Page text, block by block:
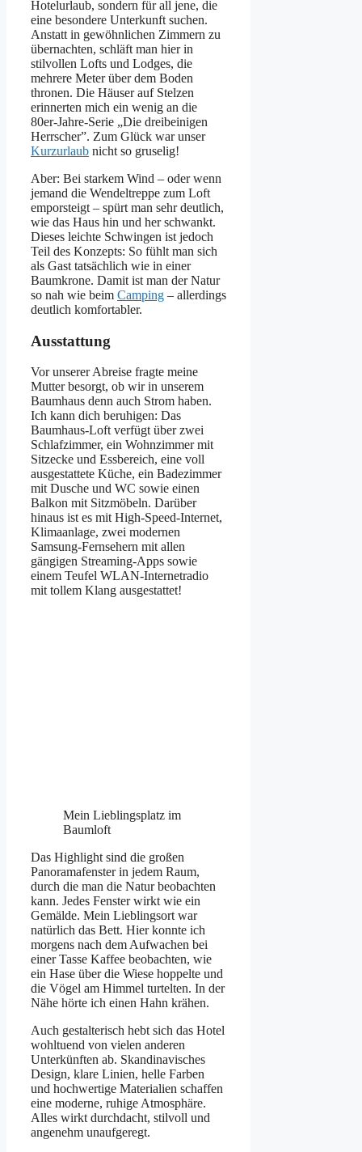
Hotelurlaub, sondern für all jene, die
eine besondere Unterkunft suchen.
Anstatt in gewöhnlichen Zimmern zu
übernachten, schläft man hier in
stilvollen Lofts und Lodges, die
mehrere Meter über dem Boden
thronen. Die Häuser auf Stelzen
erinnerten mich ein wenig an die
80er-Jahre-Serie „Die dreibeinigen
Herrscher”. Zum Glück war unser
Kurzurlaub nicht so gruselig!
Aber: Bei starkem Wind – oder wenn
jemand die Wendeltreppe zum Loft
emporsteigt – spürt man sehr deutlich,
wie das Haus hin und her schwankt.
Dieses leichte Schwingen ist jedoch
Teil des Konzepts: So fühlt man sich
als Gast tatsächlich wie in einer
Baumkrone. Damit ist man der Natur
so nah wie beim Camping – allerdings
deutlich komfortabler.
Ausstattung
Vor unserer Abreise fragte meine
Mutter besorgt, ob wir in unserem
Baumhaus denn auch Strom haben.
Ich kann dich beruhigen: Das
Baumhaus-Loft verfügt über zwei
Schlafzimmer, ein Wohnzimmer mit
Sitzecke und Essbereich, eine voll
ausgestattete Küche, ein Badezimmer
mit Dusche und WC sowie einen
Balkon mit Sitzmöbeln. Darüber
hinaus ist es mit High-Speed-Internet,
Klimaanlage, zwei modernen
Samsung-Fernsehern mit allen
gängigen Streaming-Apps sowie
einem Teufel WLAN-Internetradio
mit tollem Klang ausgestattet!
Mein Lieblingsplatz im
Baumloft
Das Highlight sind die großen
Panoramafenster in jedem Raum,
durch die man die Natur beobachten
kann. Jedes Fenster wirkt wie ein
Gemälde. Mein Lieblingsort war
natürlich das Bett. Hier konnte ich
morgens nach dem Aufwachen bei
einer Tasse Kaffee beobachten, wie
ein Hase über die Wiese hoppelte und
die Vögel am Himmel turtelten. In der
Nähe hörte ich einen Hahn krähen.
Auch gestalterisch hebt sich das Hotel
wohltuend von vielen anderen
Unterkünften ab. Skandinavisches
Design, klare Linien, helle Farben
und hochwertige Materialien schaffen
eine moderne, ruhige Atmosphäre.
Alles wirkt durchdacht, stilvoll und
angenehm unaufgeregt.